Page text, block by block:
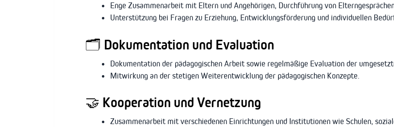
Enge Zusammenarbeit mit Eltern und Angehörigen, Durchführung von
Unterstützung bei Fragen zu Erziehung, Entwicklungsförderung und individuellen
🗂️ Dokumentation und Evaluation
Dokumentation der pädagogischen Arbeit sowie regelmäßige Evaluation der
Mitwirkung an der stetigen Weiterentwicklung der pädagogischen Konzepte.
🤝 Kooperation und Vernetzung
Zusammenarbeit mit verschiedenen Einrichtungen und Institutionen wie Schulen,